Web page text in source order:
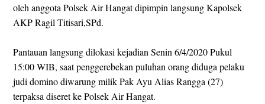
oleh anggota Polsek Air Hangat dipimpin langsung Kapolsek
AKP Ragil Titisari,SPd.
Pantauan langsung dilokasi kejadian Senin 6/4/2020 Pukul
15:00 WIB, saat penggerebekan puluhan orang diduga pelaku
judi domino diwarung milik Pak Ayu Alias Rangga (27)
terpaksa diseret ke Polsek Air Hangat.